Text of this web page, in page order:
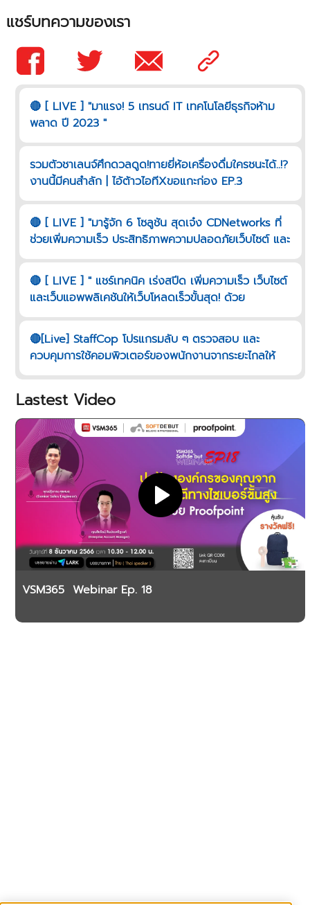
แชร์บทความของเรา
🔴 [ LIVE ] "มาแรง! 5 เทรนด์ IT เทคโนโลยีธุรกิจห้าม
พลาด ปี 2023 "
รวมตัวชาเลนจ์ศึกดวลดูด!ทายยี่ห้อเครื่องดื่มใครชนะได้..!?
งานนี้มีคนสำลัก | ไอ้ต้าวไอทีXขอแกะก่อง EP.3
🔴 [ LIVE ] "มารู้จัก 6 โซลูชัน สุดเจ๋ง CDNetworks ที่
ช่วยเพิ่มความเร็ว ประสิทธิภาพความปลอดภัยเว็บไซต์ และ
เว็บแอพพลิเคชันมีอะไรบ้าง"
🔴 [ LIVE ] " แชร์เทคนิค เร่งสปีด เพิ่มความเร็ว เว็บไซต์
และเว็บแอพพลิเคชันให้เว็บโหลดเร็วขั้นสุด! ด้วย
CDNETWORKS "
🔴[Live] StaffCop โปรแกรมลับ ๆ ตรวจสอบ และ
ควบคุมการใช้คอมพิวเตอร์ของพนักงานจากระยะไกลให้
ปลอดภัย
Lastest Video
VSM365 Webinar Ep. 18